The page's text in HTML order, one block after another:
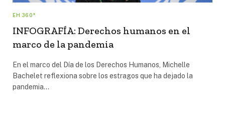
EH 360°
INFOGRAFÍA: Derechos humanos en el
marco de la pandemia
En el marco del Día de los Derechos Humanos, Michelle
Bachelet reflexiona sobre los estragos que ha dejado la
pandemia…